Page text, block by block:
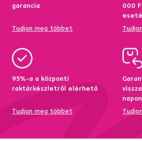
garancia
Tudjon meg többet
000
95%-a a központi
raktárkészletről elérhető
Tudjon meg többet